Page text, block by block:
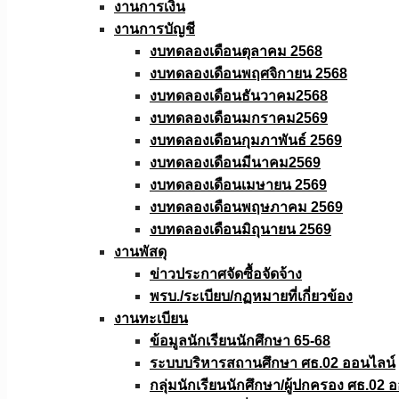
งานการเงิน
งานการบัญชี
งบทดลองเดือนตุลาคม 2568
งบทดลองเดือนพฤศจิกายน 2568
งบทดลองเดือนธันวาคม2568
งบทดลองเดือนมกราคม2569
งบทดลองเดือนกุมภาพันธ์ 2569
งบทดลองเดือนมีนาคม2569
งบทดลองเดือนเมษายน 2569
งบทดลองเดือนพฤษภาคม 2569
งบทดลองเดือนมิถุนายน 2569
งานพัสดุ
ข่าวประกาศจัดซื้อจัดจ้าง
พรบ./ระเบียบ/กฏหมายที่เกี่ยวข้อง
งานทะเบียน
ข้อมูลนักเรียนนักศึกษา 65-68
ระบบบริหารสถานศึกษา ศธ.02 ออนไลน์
กลุ่มนักเรียนนักศึกษา/ผู้ปกครอง ศธ.02